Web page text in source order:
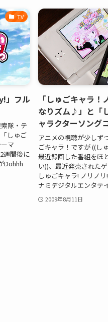
TV
」フル
隊・テ
しゅご
マ
週間後に
Dohhh
「しゅごキャラ！
なりズム♪」と「
ャラクターソング
アニメの視聴が少しず
ごキャラ！ですが ((し
最近録画した番組をほ
い))、最近発売された
しゅごキャラ! ノリノ
ナミデジタルエンタテ
2009年8月11日